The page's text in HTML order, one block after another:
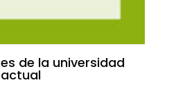
de la universidad
actual